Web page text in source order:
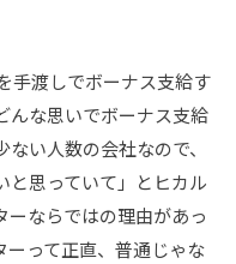
手渡しでボーナス支給す
んな思いでボーナス支給
い人数の会社なので、
と思っていて」とヒカル
ーならではの理由があっ
ーって正直、普通じゃな